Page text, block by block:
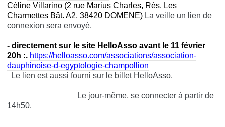
Céline Villarino (2 rue Marius Charles, Rés. Les
Charmettes Bât. A2, 38420 DOMENE) La veille un lien de
connexion sera envoyé.
- directement sur le site HelloAsso avant le 11 février
20h :. https://helloasso.com/associations/association-
dauphinoise-d-egyptologie-champollion
Le lien est aussi fourni sur le billet HelloAsso.
Le jour-même, se connecter à partir de
14h50.